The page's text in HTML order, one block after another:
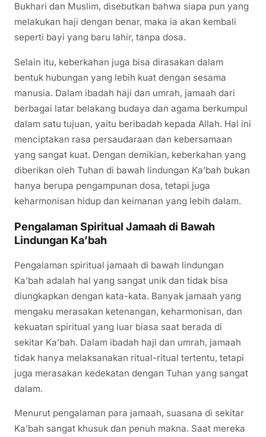
Bukhari dan Muslim, disebutkan bahwa siapa pun yang
melakukan haji dengan benar, maka ia akan kembali
seperti bayi yang baru lahir, tanpa dosa.
Selain itu, keberkahan juga bisa dirasakan dalam
bentuk hubungan yang lebih kuat dengan sesama
manusia. Dalam ibadah haji dan umrah, jamaah dari
berbagai latar belakang budaya dan agama berkumpul
dalam satu tujuan, yaitu beribadah kepada Allah. Hal ini
menciptakan rasa persaudaraan dan kebersamaan
yang sangat kuat. Dengan demikian, keberkahan yang
diberikan oleh Tuhan di bawah lindungan Ka’bah bukan
hanya berupa pengampunan dosa, tetapi juga
keharmonisan hidup dan keimanan yang lebih dalam.
Pengalaman Spiritual Jamaah di Bawah
Lindungan Ka’bah
Pengalaman spiritual jamaah di bawah lindungan
Ka’bah adalah hal yang sangat unik dan tidak bisa
diungkapkan dengan kata-kata. Banyak jamaah yang
mengaku merasakan ketenangan, keharmonisan, dan
kekuatan spiritual yang luar biasa saat berada di
sekitar Ka’bah. Dalam ibadah haji dan umrah, jamaah
tidak hanya melaksanakan ritual-ritual tertentu, tetapi
juga merasakan kedekatan dengan Tuhan yang sangat
dalam.
Menurut pengalaman para jamaah, suasana di sekitar
Ka’bah sangat khusuk dan penuh makna. Saat mereka